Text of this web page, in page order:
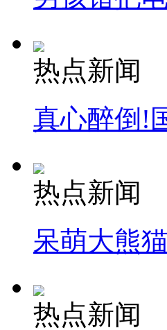
热点新闻
真心醉倒!
热点新闻
呆萌大熊
热点新闻